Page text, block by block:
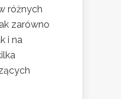
różnych
zarówno
i na